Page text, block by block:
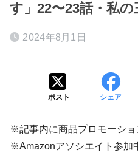
す」22〜23話・私の
2024年8月1日
ポスト シェア
※記事内に商品プロモーシ
※Amazonアソシエイト参加